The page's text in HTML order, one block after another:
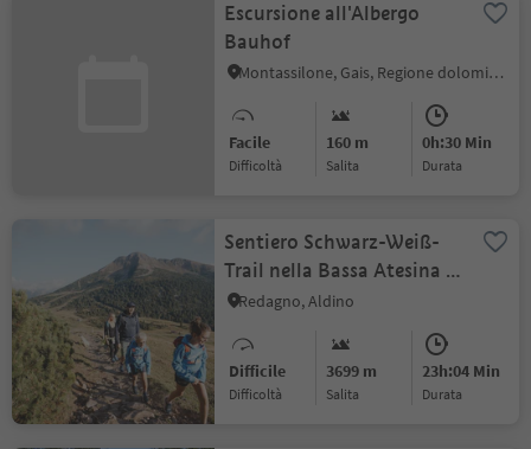
Escursione all'Albergo
Bauhof
Montassilone, Gais, Regione dolomitica Plan de Corones
Facile
Difficoltà
160 m
Salita
0h:30 Min
durata
Sentiero Schwarz-Weiß-
Trail nella Bassa Atesina -
Direzione Corno Nero
Redagno, Aldino
Difficile
Difficoltà
3699 m
Salita
23h:04 Min
durata